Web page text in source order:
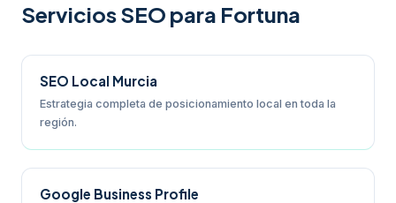
Servicios SEO para Fortuna
SEO Local Murcia
Estrategia completa de posicionamiento local en toda la
región.
Google Business Profile